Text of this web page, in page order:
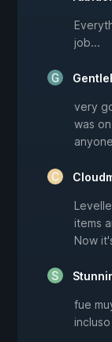
job...
very
was
items
Now
fue